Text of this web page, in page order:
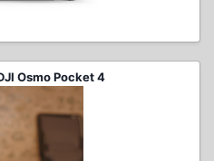
Osmo Pocket 4